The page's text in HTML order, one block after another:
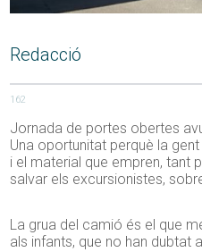
Redacció
162
Jornada de portes obertes
Una oportunitat perquè la
i el material que empren, tant
salvar els excursionistes,
La grua del camió és el que
als infants, que no han dubtat